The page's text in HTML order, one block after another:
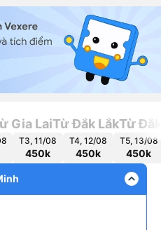
Gia LaiTừ Đắk LắkTừ
T3, 11/08
450k
T4, 12/08
450k
T5, 13/08
450k
expand_less